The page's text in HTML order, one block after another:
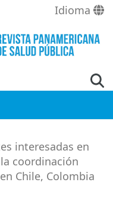
Idioma
interesadas en
coordinación
Chile, Colombia